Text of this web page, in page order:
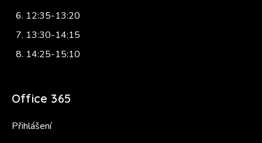
12:35-13:20
13:30-14:15
14:25-15:10
Office 365
Přihlášení